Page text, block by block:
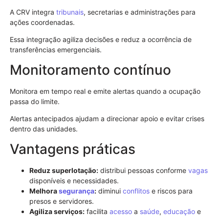
A CRV integra tribunais, secretarias e administrações para
ações coordenadas.
Essa integração agiliza decisões e reduz a ocorrência de
transferências emergenciais.
Monitoramento contínuo
Monitora em tempo real e emite alertas quando a ocupação
passa do limite.
Alertas antecipados ajudam a direcionar apoio e evitar crises
dentro das unidades.
Vantagens práticas
Reduz superlotação: distribui pessoas conforme vagas
disponíveis e necessidades.
Melhorasegurança: diminui conflitos e riscos para
presos e servidores.
Agiliza serviços: facilita acesso a saúde, educação e